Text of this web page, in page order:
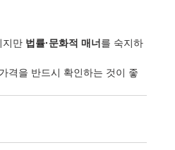
지만 법률·문화적 매너 를 숙지하
격을 반드시 확인하는 것이 좋